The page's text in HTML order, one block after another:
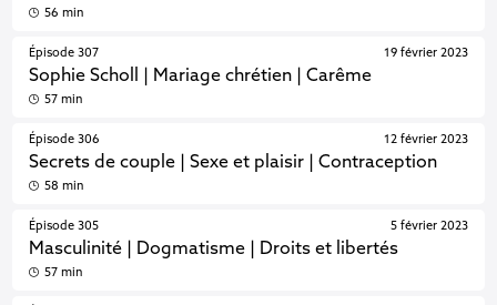
56 min
Épisode 307
Sophie Scholl | Mariage chrétien | Carême
19 février 2023
57 min
Épisode 306
Secrets de couple | Sexe et plaisir | Contraception
12 février 2023
58 min
Épisode 305
Masculinité | Dogmatisme | Droits et libertés
5 février 2023
57 min